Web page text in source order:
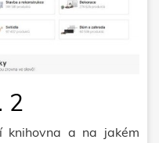
2
knihovna a na jakém